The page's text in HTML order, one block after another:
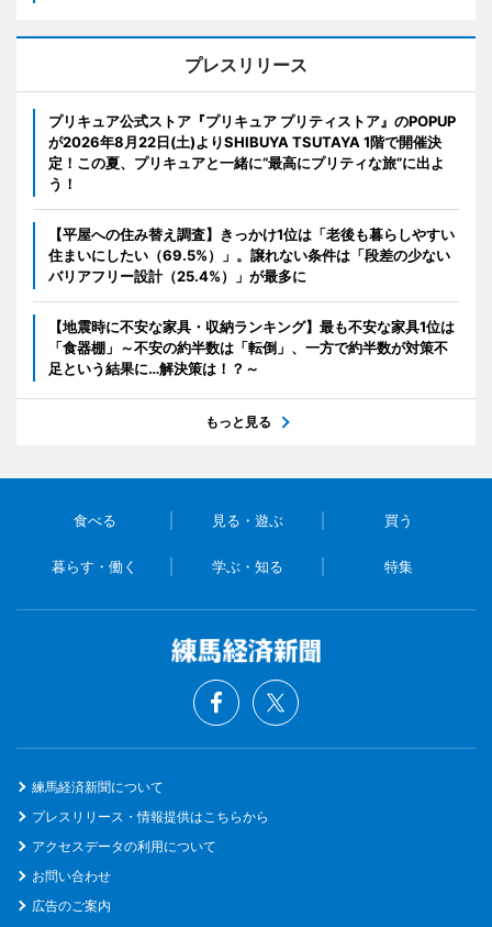
プレスリリース
プリキュア公式ストア『プリキュア プリティストア』のPOPUP
が2026年8月22日(土)よりSHIBUYA TSUTAYA 1階で開催決
定！この夏、プリキュアと一緒に“最高にプリティな旅”に出よ
う！
【平屋への住み替え調査】きっかけ1位は「老後も暮らしやすい
住まいにしたい（69.5%）」。譲れない条件は「段差の少ない
バリアフリー設計（25.4%）」が最多に
【地震時に不安な家具・収納ランキング】最も不安な家具1位は
「食器棚」～不安の約半数は「転倒」、一方で約半数が対策不
足という結果に…解決策は！？～
もっと見る
食べる 見る・遊ぶ 買う
暮らす・働く 学ぶ・知る 特集
練馬経済新聞について
プレスリリース・情報提供はこちらから
アクセスデータの利用について
お問い合わせ
広告のご案内